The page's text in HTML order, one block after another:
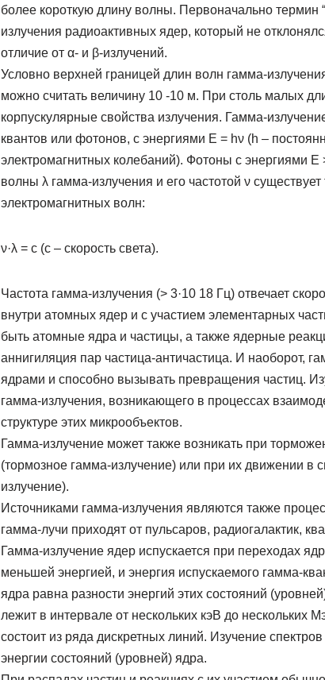
более короткую длину волны. Первоначально термин
излучения радиоактивных ядер, который не
отличие от α- и β-излучений.
Условно верхней границей длин волн гамма-
можно считать величину 10 -10 м. При столь малых
корпускулярные свойства излучения. Гамма-
квантов или фотонов, с энергиями Е = hν (h –
электромагнитных колебаний). Фотоны с энергиями
волны λ гамма-излучения и его частотой ν
электромагнитных волн:
ν·λ = с (с – скорость света).
Частота гамма-излучения (> 3·10 18 Гц) отвечает
внутри атомных ядер и с участием элементарных
быть атомные ядра и частицы, а также ядерные
аннигиляция пар частица-античастица. И наоборот,
ядрами и способно вызывать превращения частиц.
гамма-излучения, возникающего в процессах
структуре этих микрообъектов.
Гамма-излучение может также возникать при
(тормозное гамма-излучение) или при их движении в
излучение).
Источниками гамма-излучения являются также
гамма-лучи приходят от пульсаров, радиогалактик,
Гамма-излучение ядер испускается при переходах
меньшей энергией, и энергия испускаемого гамма-
ядра равна разности энергий этих состояний
лежит в интервале от нескольких кэВ до нескольких
состоит из ряда дискретных линий. Изучение
энергии состояний (уровней) ядра.